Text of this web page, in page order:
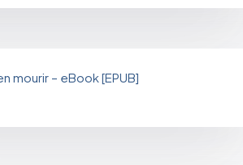
mourir – eBook [EPUB]